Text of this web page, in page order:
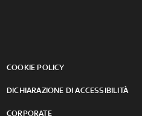
COOKIE POLICY
DICHIARAZIONE DI ACCESSIBILITÀ
CORPORATE